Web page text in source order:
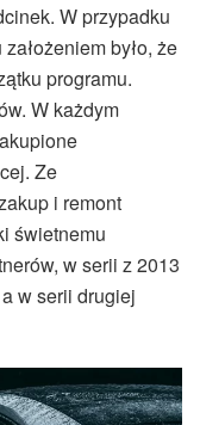
W przypadku
było, że
programu.
W każdym
Ze
i remont
świetnemu
w serii z 2013
w serii drugiej